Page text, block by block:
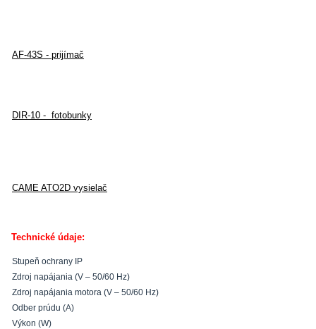
AF-43S - prijímač
DIR-10 - fotobunky
CAME ATO2D vysielač
Technické údaje:
Stupeň ochrany IP
Zdroj napájania (V – 50/60 Hz)
Zdroj napájania motora (V – 50/60 Hz)
Odber prúdu (A)
Výkon (W)